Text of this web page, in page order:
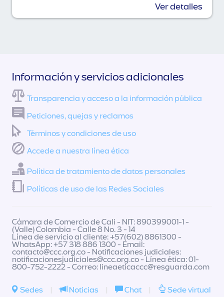
Ver detalles
Información y servicios adicionales
Transparencia y acceso a la información pública
Peticiones, quejas y reclamos
Términos y condiciones de uso
Accede a nuestra línea ética
Política de tratamiento de datos personales
Políticas de uso de las Redes Sociales
Cámara de Comercio de Cali - NIT: 890399001-1 -
(Valle) Colombia - Calle 8 No. 3 - 14
Línea de servicio al cliente: +57(602) 8861300 -
WhatsApp: +57 318 886 1300 - Email:
contacto@ccc.org.co- Notificaciones judiciales:
notificacionesjudiciales@ccc.org.co- Línea ética: 01-
800-752-2222 - Correo: lineaeticaccc@resguarda.com
Sedes | Noticias | Chat | Sede virtual